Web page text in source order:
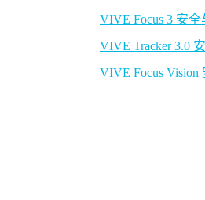
VIVE Focus 3 安
VIVE Tracker 3.0
VIVE Focus Vision